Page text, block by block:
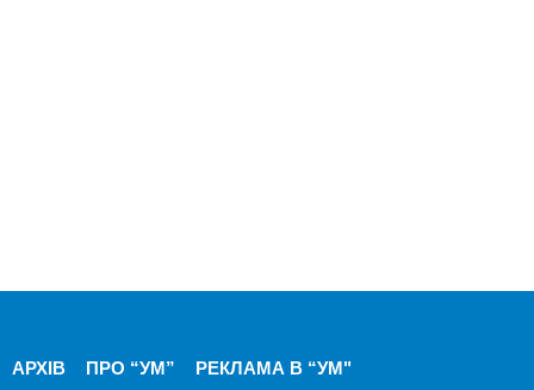
АРХІВ ПРО “УМ” РЕКЛАМА В “УМ"